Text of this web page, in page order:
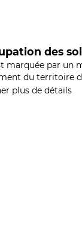
des
par un
du territoire
plus de détails